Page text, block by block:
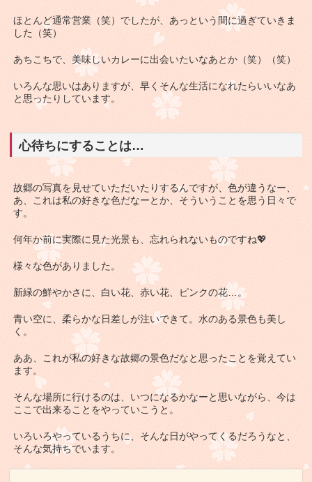
ほとんど通常営業（笑）でしたが、あっという間に過ぎていきま
した（笑）
あちこちで、美味しいカレーに出会いたいなあとか（笑）（笑）
いろんな思いはありますが、早くそんな生活になれたらいいなあ
と思ったりしています。
心待ちにすることは…
故郷の写真を見せていただいたりするんですが、色が違うなー、
あ、これは私の好きな色だなーとか、そういうことを思う日々で
す。
何年か前に実際に見た光景も、忘れられないものですね💖
様々な色がありました。
新緑の鮮やかさに、白い花、赤い花、ピンクの花…。
青い空に、柔らかな日差しが注いできて。水のある景色も美し
く。
ああ、これが私の好きな故郷の景色だなと思ったことを覚えてい
ます。
そんな場所に行けるのは、いつになるかなーと思いながら、今は
ここで出来ることをやっていこうと。
いろいろやっているうちに、そんな日がやってくるだろうなと、
そんな気持ちでいます。